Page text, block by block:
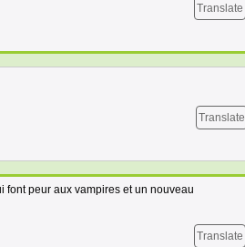
Translate
Translate
peur aux vampires et un nouveau
Translate